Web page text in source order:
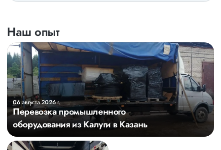
Наш опыт
06 августа 2026 г.
Перевозка промышленного
оборудования из Калуги в Казань